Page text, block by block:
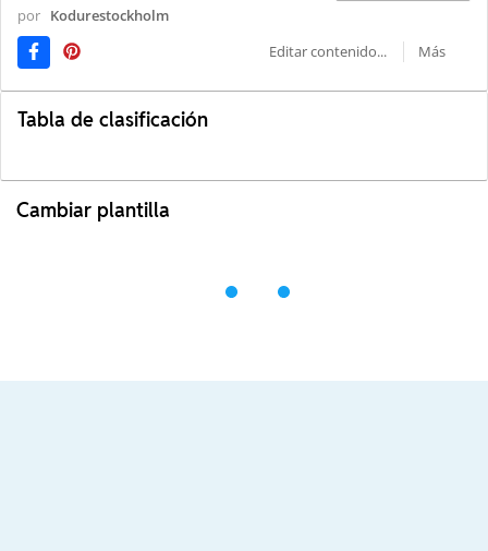
por Kodurestockholm
Editar contenido...
Más
Tabla de clasificación
Cambiar plantilla